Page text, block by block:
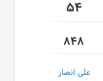
54
848
علی انصار